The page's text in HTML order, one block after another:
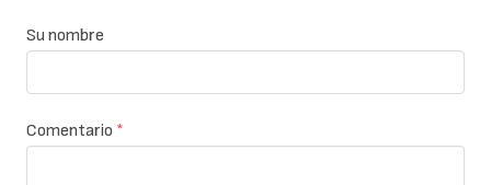
Su nombre
Comentario *